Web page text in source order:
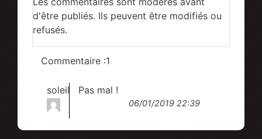
d'être publiés. Ils peuvent être modifiés ou
refusés.
Commentaire :1
soleil Pas mal !
06/01/2019 22:39